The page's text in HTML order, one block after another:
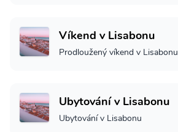
Víkend v Lisabonu
Prodloužený víkend v Lisabonu
Ubytování v Lisabonu
Ubytování v Lisabonu